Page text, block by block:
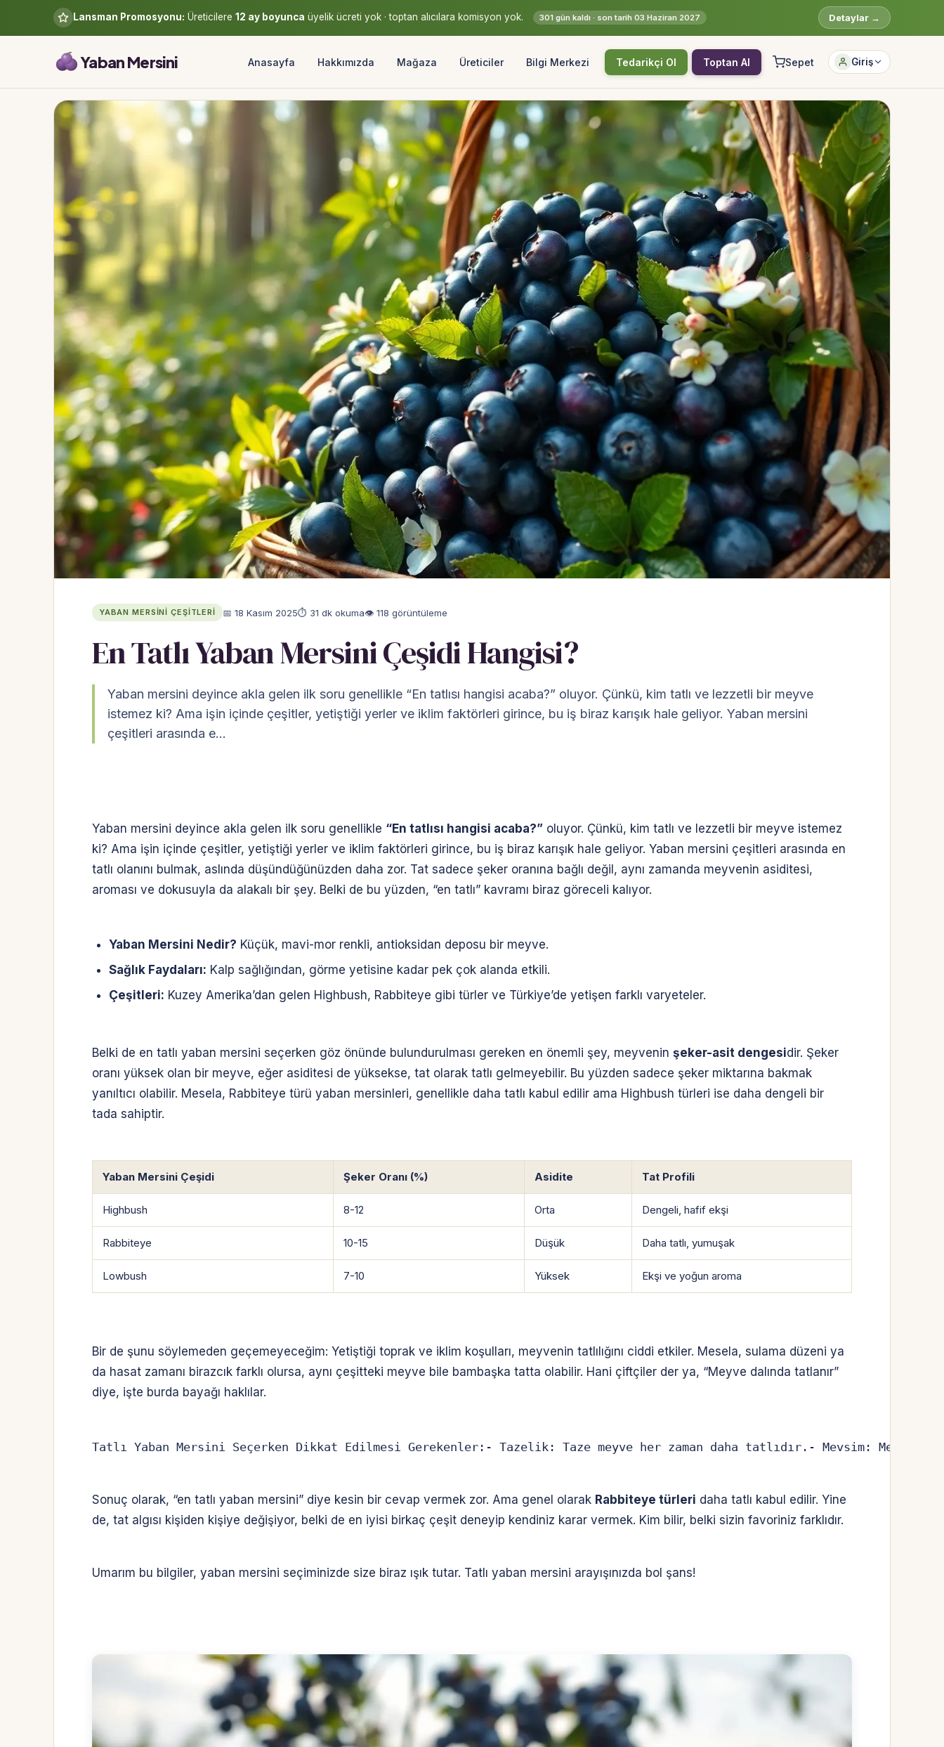
Lansman Promosyonu: Üreticilere 12 ay boyunca üyelik ücreti yok · toptan alıcılara komisyon yok. 301 gün kaldı · son tarih 03 Haziran 2027 Detaylar →
Yaban Mersini Anasayfa Hakkımızda Mağaza Üreticiler Bilgi Merkezi Tedarikçi Ol Toptan Al Sepet Giriş
Hesabına giriş yap
Rolüne uygun panelden devam et.
Bireysel müşteri hesabı
Üretici / çiftçi paneli
B2B alıcı paneli
YABAN MERSINI ÇEŞITLERI 📅 18 Kasım 2025⏱ 31 dk okuma👁 118 görüntüleme
En Tatlı Yaban Mersini Çeşidi Hangisi?
Yaban mersini deyince akla gelen ilk soru genellikle “En tatlısı hangisi acaba?” oluyor. Çünkü, kim tatlı ve lezzetli bir meyve
istemez ki? Ama işin içinde çeşitler, yetiştiği yerler ve iklim faktörleri girince, bu iş biraz karışık hale geliyor. Yaban mersini
çeşitleri arasında e…
Yaban mersini deyince akla gelen ilk soru genellikle “En tatlısı hangisi acaba?”oluyor. Çünkü, kim tatlı ve lezzetli bir meyve istemez
ki? Ama işin içinde çeşitler, yetiştiği yerler ve iklim faktörleri girince, bu iş biraz karışık hale geliyor. Yaban mersini çeşitleri arasında en
tatlı olanını bulmak, aslında düşündüğünüzden daha zor. Tat sadece şeker oranına bağlı değil, aynı zamanda meyvenin asiditesi,
aroması ve dokusuyla da alakalı bir şey. Belki de bu yüzden, “en tatlı” kavramı biraz göreceli kalıyor.
Yaban Mersini Nedir? Küçük, mavi-mor renkli, antioksidan deposu bir meyve.
Sağlık Faydaları: Kalp sağlığından, görme yetisine kadar pek çok alanda etkili.
Çeşitleri: Kuzey Amerika’dan gelen Highbush, Rabbiteye gibi türler ve Türkiye’de yetişen farklı varyeteler.
Belki de en tatlı yaban mersini seçerken göz önünde bulundurulması gereken en önemli şey, meyvenin şeker-asit dengesidir. Şeker
oranı yüksek olan bir meyve, eğer asiditesi de yüksekse, tat olarak tatlı gelmeyebilir. Bu yüzden sadece şeker miktarına bakmak
yanıltıcı olabilir. Mesela, Rabbiteye türü yaban mersinleri, genellikle daha tatlı kabul edilir ama Highbush türleri ise daha dengeli bir
tada sahiptir.
Yaban Mersini Çeşidi Şeker Oranı (%) Asidite Tat Profili
Highbush 8-12 Orta Dengeli, hafif ekşi
Rabbiteye 10-15 Düşük Daha tatlı, yumuşak
Lowbush 7-10 Yüksek Ekşi ve yoğun aroma
Bir de şunu söylemeden geçemeyeceğim: Yetiştiği toprak ve iklim koşulları, meyvenin tatlılığını ciddi etkiler. Mesela, sulama düzeni ya
da hasat zamanı birazcık farklı olursa, aynı çeşitteki meyve bile bambaşka tatta olabilir. Hani çiftçiler der ya, “Meyve dalında tatlanır”
diye, işte burda bayağı haklılar.
Tatlı Yaban Mersini Seçerken Dikkat Edilmesi Gerekenler:- Tazelik: Taze meyve her zaman daha tatlıdır.- Mevsim:
Sonuç olarak, “en tatlı yaban mersini” diye kesin bir cevap vermek zor. Ama genel olarak Rabbiteye türleri daha tatlı kabul edilir. Yine
de, tat algısı kişiden kişiye değişiyor, belki de en iyisi birkaç çeşit deneyip kendiniz karar vermek. Kim bilir, belki sizin favoriniz farklıdır.
Umarım bu bilgiler, yaban mersini seçiminizde size biraz ışık tutar. Tatlı yaban mersini arayışınızda bol şans!